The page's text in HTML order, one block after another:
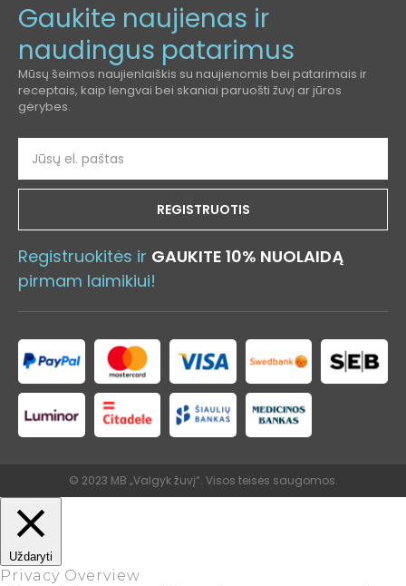
Gaukite naujienas ir
naudingus patarimus
Mūsų šeimos naujienlaiškis su naujienomis bei patarimais ir
receptais, kaip lengvai bei skaniai paruošti žuvį ar jūros
gėrybes.
REGISTRUOTIS
Registruokitės ir GAUKITE 10% NUOLAIDĄ
pirmam laimikiui!
© 2023 MB „Valgyk žuvį“. Visos teisės saugomos.
Uždaryti
Privacy Overview